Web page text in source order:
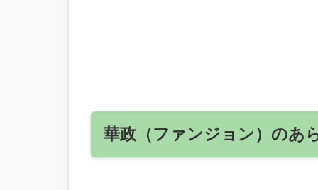
華政（ファンジョン）のあ